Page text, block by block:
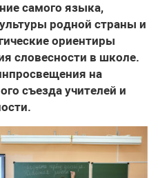
самого языка,
родной страны и
ориентиры
словесности в школе.
на
съезда учителей и